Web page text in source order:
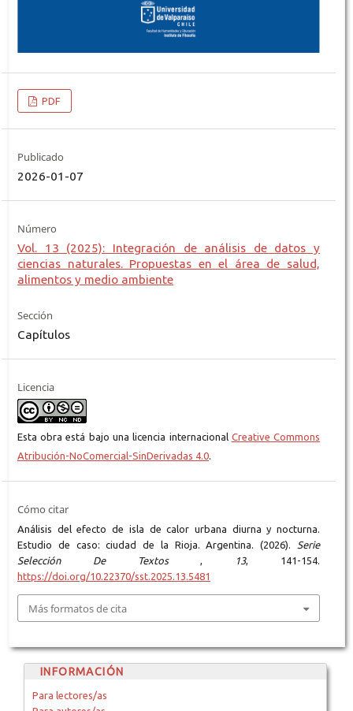
PDF
Publicado
2026-01-07
Número
Vol. 13 (2025): Integración de análisis de datos y
ciencias naturales. Propuestas en el área de salud,
alimentos y medio ambiente
Sección
Capítulos
Licencia
Esta obra está bajo una licencia internacional Creative Commons
Atribución-NoComercial-SinDerivadas 4.0.
Cómo citar
Análisis del efecto de isla de calor urbana diurna y nocturna.
Estudio de caso: ciudad de la Rioja. Argentina. (2026). Serie
Selección De Textos, 13, 141-154.
https://doi.org/10.22370/sst.2025.13.5481
Más formatos de cita
INFORMACIÓN
Para lectores/as